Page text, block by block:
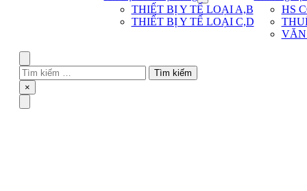
TBYT
submenu
for
Thủ
THIẾT BỊ Y TẾ LOẠI A,B
THIẾT BỊ Y TẾ LOẠI C,D
HS
Tìm
kiếm
cho:
Close
×